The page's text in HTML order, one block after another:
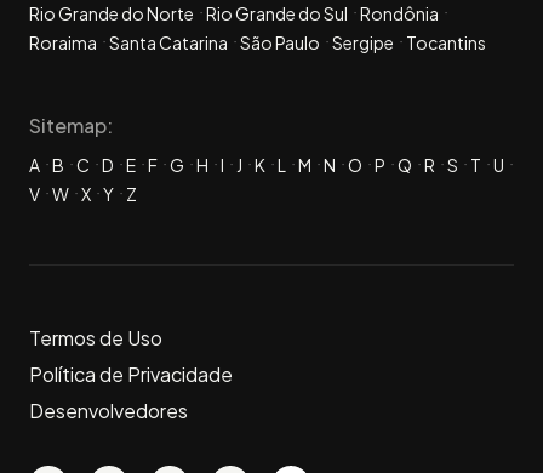
Rio Grande do Norte
Rio Grande do Sul
Rondônia
Roraima
Santa Catarina São Paulo Sergipe Tocantins
Sitemap:
A B C D E F G H I J K L M N O P Q R S T
U
V W X Y Z
Termos de Uso
Política de Privacidade
Desenvolvedores